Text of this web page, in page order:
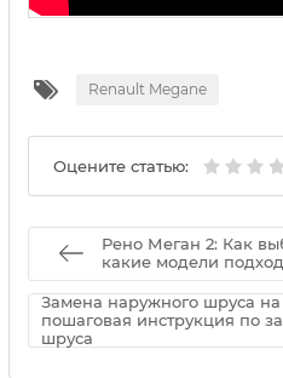
Renault Megane
Оцените статью:
Рено Меган 2: Как
какие модели
Замена наружного шруса
пошаговая инструкция по
шруса